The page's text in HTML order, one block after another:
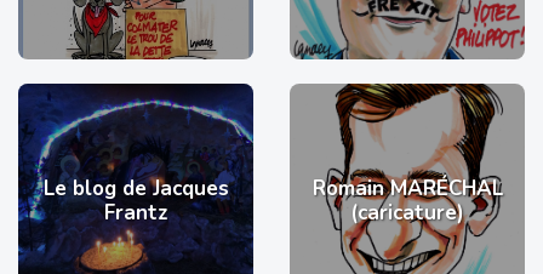
Le blog de Jacques
Frantz
Romain MARÉCHAL
(caricature)